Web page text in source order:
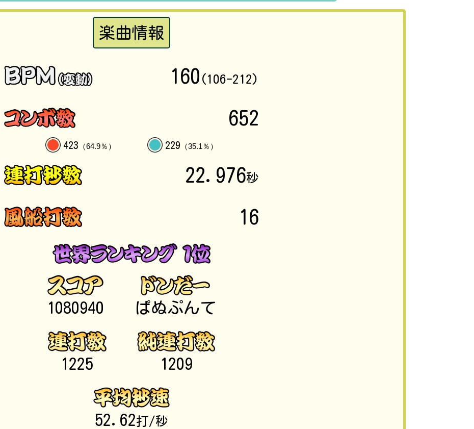
楽曲情報
160 (106-212)
652
423 （64.9％） 229 （35.1％）
22.976秒
16
1080940 ぱぬぷんて
1225 1209
52.62打/秒